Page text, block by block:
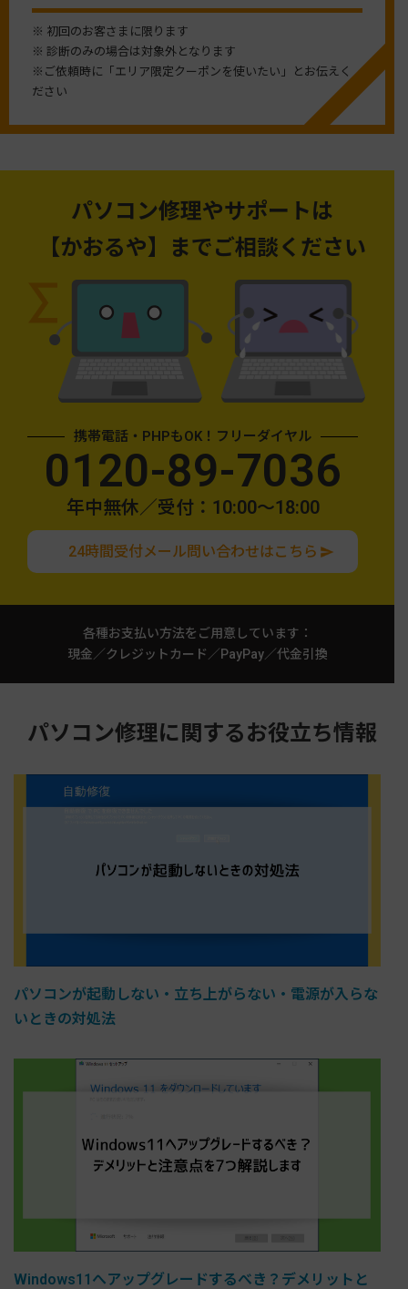
※ 初回のお客さまに限ります
※ 診断のみの場合は対象外となります
※ご依頼時に「エリア限定クーポンを使いたい」とお伝えく
ださい
パソコン修理やサポートは
【かおるや】までご相談ください
携帯電話・PHPもOK！フリーダイヤル
0120-89-7036
年中無休／受付：10:00〜18:00
24時間受付メール問い合わせはこちら
各種お支払い方法をご用意しています：
現金／クレジットカード／PayPay／代金引換
パソコン修理に関するお役立ち情報
パソコンが起動しない・立ち上がらない・電源が入らな
いときの対処法
Windows11へアップグレードするべき？デメリットと